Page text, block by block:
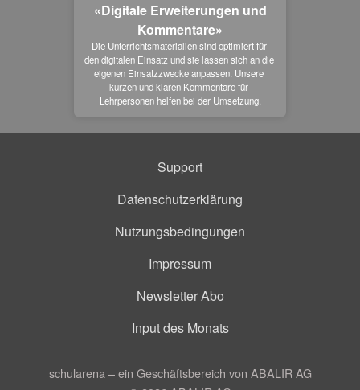
«Digitale Erweiterungen und
Kommentare»
Die Unterrichtsmaterialien sind optimiert für
den digitalen Einsatz und sie lassen sich an die
eigenen Einsatzzwecke anpassen. Unsere
kurzen und klaren Kommentare für
Lehrpersonen helfen bei der Umsetzung.
Support
Datenschutzerklärung
Nutzungsbedingungen
Impressum
Newsletter Abo
Input des Monats
schularena – ein Geschäftsbereich von ABALIR AG